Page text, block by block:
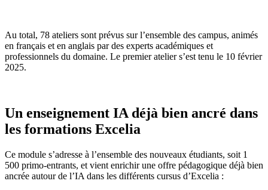
Au total, 78 ateliers sont prévus sur l’ensemble des campus, animés
en français et en anglais par des experts académiques et
professionnels du domaine. Le premier atelier s’est tenu le 10 février
2025.
Un enseignement IA déjà bien ancré dans
les formations Excelia
Ce module s’adresse à l’ensemble des nouveaux étudiants, soit 1
500 primo-entrants, et vient enrichir une offre pédagogique déjà bien
ancrée autour de l’IA dans les différents cursus d’Excelia :